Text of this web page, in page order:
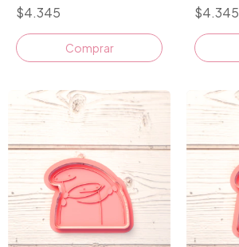
$4.345
Comprar
$4.345